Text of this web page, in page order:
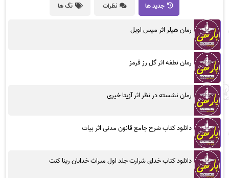
جدید ها نظرات تگ ها
رمان هیلر اثر میس اویل
رمان نطفه اثر گل رز قرمز
رمان نشسته در نظر اثر آزیتا خیری
دانلود کتاب شرح جامع قانون مدنی اثر بیات
دانلود کتاب خدای شرارت جلد اول میراث خدایان رینا کنت